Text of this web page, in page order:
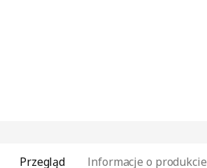
Przegląd Informacje o produkcie